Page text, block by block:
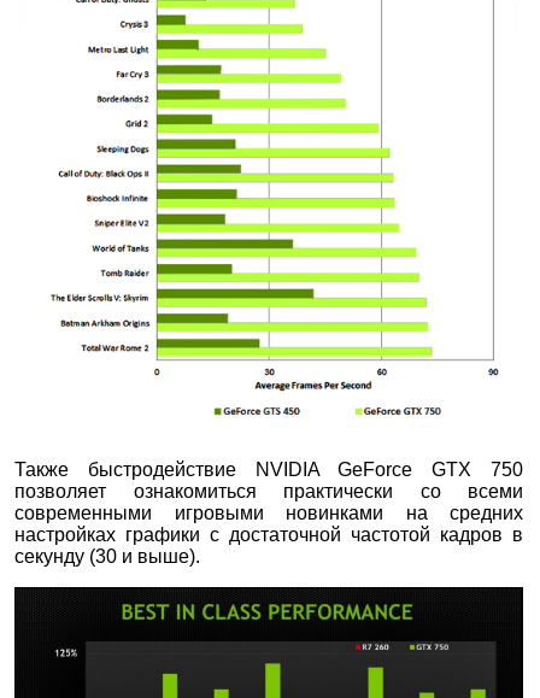
Также быстродействие NVIDIA GeForce GTX 750
позволяет ознакомиться практически со всеми
современными игровыми новинками на средних
настройках графики с достаточной частотой кадров в
секунду (30 и выше).